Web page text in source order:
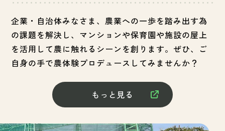
企業・自治体みなさま、農業への一歩を踏み出す為
の課題を解決し、マンションや保育園や施設の屋上
を活用して農に触れるシーンを創ります。ぜひ、ご
自身の手で農体験プロデュースしてみませんか？
もっと見る